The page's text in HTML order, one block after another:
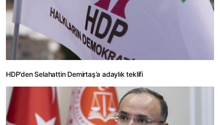
HDP’den Selahattin Demirtaş’a adaylık teklifi